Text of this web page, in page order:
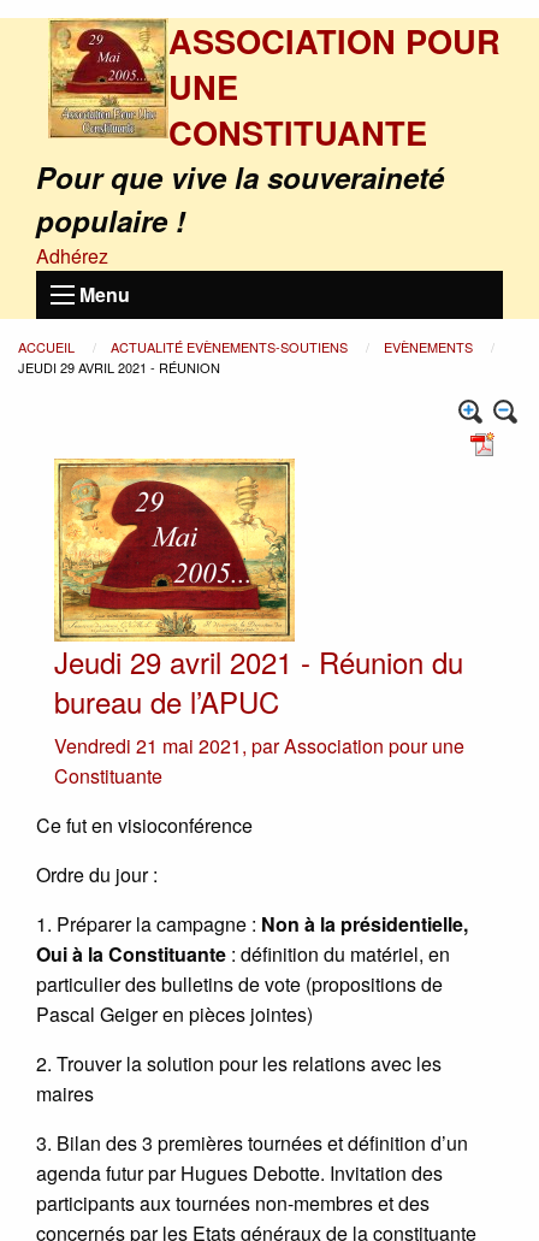
ASSOCIATION POUR
UNE
CONSTITUANTE
Pour que vive la souveraineté
populaire !
Adhérez
Menu
ACCUEIL ACTUALITÉ EVÈNEMENTS-SOUTIENS
EVÈNEMENTS
JEUDI 29 AVRIL 2021 - RÉUNION
Jeudi 29 avril 2021 - Réunion du
bureau de l’APUC
Vendredi 21 mai 2021, parAssociation pour une
Constituante
Ce fut en visioconférence
Ordre du jour :
1. Préparer la campagne : Non à la présidentielle,
Oui à la Constituante : définition du matériel, en
particulier des bulletins de vote (propositions de
Pascal Geiger en pièces jointes)
2. Trouver la solution pour les relations avec les
maires
3. Bilan des 3 premières tournées et définition d’un
agenda futur par Hugues Debotte. Invitation des
participants aux tournées non-membres et des
concernés par les Etats généraux de la constituante